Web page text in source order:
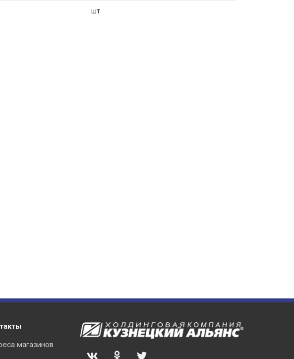
шт
магазинов